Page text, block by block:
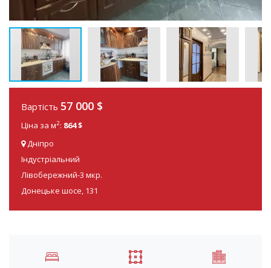
Вартість 57 000 $
Ціна за м2: 864 $
Дніпро
Індустріальний
Лівобережний-3 мкр.
Донецьке шосе, 131